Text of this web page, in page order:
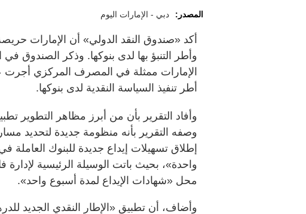
المصدر: دبي - الإمارات اليوم
أكد «صندوق النقد الدولي» أن الإمارات
وأطر التنبؤ بها لدى بنوكها. وذكر الصندوق في
الإمارات ممثلة في المصرف المركزي أجرت
أطر تنفيذ السياسة النقدية لدى بنوكها.
وأفاد التقرير بأن من أبرز مظاهر التطوير
وصفه التقرير بأنه منظومة جديدة لتحديد
إطلاق تسهيلات إيداع جديدة للبنوك العاملة
واحدة»، بحيث باتت الوسيلة الرئيسية
محل «شهادات الإيداع لمدة أسبوع واحد».
وأضاف، أن تطبيق «الإطار النقدي الجديد